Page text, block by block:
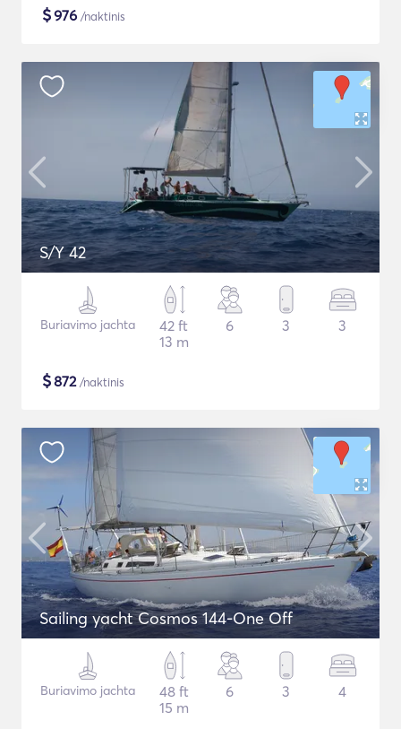
$976 /naktinis
S/Y 42
Buriavimo jachta
42 ft
13 m
6 3 3
$872/naktinis
Sailing yacht Cosmos 144-One Off
Buriavimo jachta
48 ft
15 m
6 3 4